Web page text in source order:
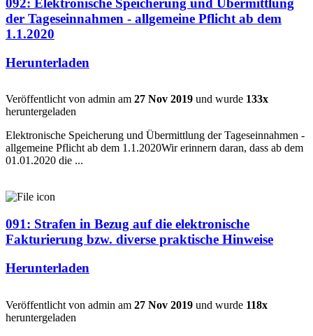
092: Elektronische Speicherung und Übermittlung
der Tageseinnahmen - allgemeine Pflicht ab dem
1.1.2020
Herunterladen
Veröffentlicht von admin am 27 Nov 2019 und wurde 133x
heruntergeladen
Elektronische Speicherung und Übermittlung der Tageseinnahmen -
allgemeine Pflicht ab dem 1.1.2020Wir erinnern daran, dass ab dem
01.01.2020 die ...
091: Strafen in Bezug auf die elektronische
Fakturierung bzw. diverse praktische Hinweise
Herunterladen
Veröffentlicht von admin am 27 Nov 2019 und wurde 118x
heruntergeladen